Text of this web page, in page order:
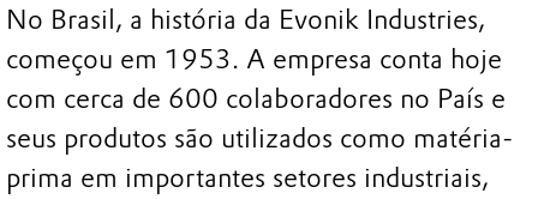
No Brasil, a história da Evonik Industries,
começou em 1953. A empresa conta hoje
com cerca de 600 colaboradores no País e
seus produtos são utilizados como matéria-
prima em importantes setores industriais,